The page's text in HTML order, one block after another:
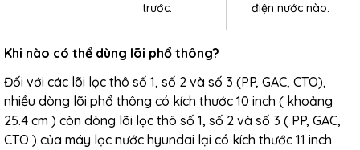
trước.
điện nước nào.
Khi nào có thể dùng lõi phổ thông?
Đối với các lõi lọc thô số 1, số 2 và số 3 (PP, GAC, CTO),
nhiều dòng lõi phổ thông có kích thước 10 inch ( khoảng
25.4 cm ) còn dòng lõi lọc thô số 1, số 2 và số 3 ( PP, GAC,
CTO ) của máy lọc nước hyundai lại có kích thước 11 inch